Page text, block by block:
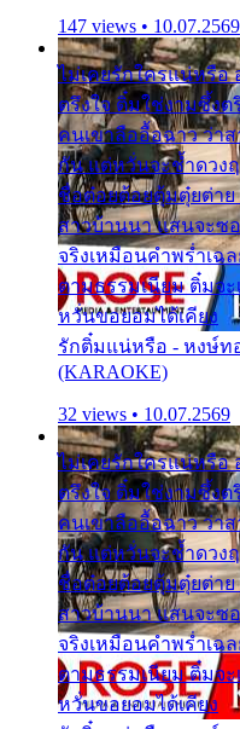
147 views • 10.07.2569
ไม่เคยรักใครแน่หรือ
ตรึงใจ ติ๋มใช่งามซึ้ง
คนเขาลืออื้อฉาว ว่า
กัน แต่หวั่นจะช้ำดวง
ชื่อต๋อยต้อยตุ้มตุ๋ยต่าย
สาวบ้านนา แสนจะซ
จริงเหมือนคำพร่ำเฉ
ตามธรรมเนียม ติ๋มจ
หวั่นขอยอมได้เคียง
รักติ๋มแน่หรือ - หงษ์ท
(KARAOKE)
32 views • 10.07.2569
ไม่เคยรักใครแน่หรือ
ตรึงใจ ติ๋มใช่งามซึ้ง
คนเขาลืออื้อฉาว ว่า
กัน แต่หวั่นจะช้ำดวง
ชื่อต๋อยต้อยตุ้มตุ๋ยต่าย
สาวบ้านนา แสนจะซ
จริงเหมือนคำพร่ำเฉ
ตามธรรมเนียม ติ๋มจ
หวั่นขอยอมได้เคียง